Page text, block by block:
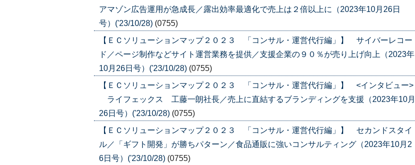
アマゾン広告運用が急成長／露出効率最適化で売上は２倍以上に（2023年10月26日
号）('23/10/28) (0755)
【ＥＣソリューションマップ２０２３ 「コンサル・運営代行編」】 サイバーレコー
ド／ページ制作などサイト運営業務を提供／支援企業の９０％が売り上げ向上（2023年
10月26日号）('23/10/28) (0755)
【ＥＣソリューションマップ２０２３ 「コンサル・運営代行編」】 <インタビュー>
ライフェックス 工藤一朗社長／売上に直結するブランディングを支援（2023年10月
26日号）('23/10/28) (0755)
【ＥＣソリューションマップ２０２３ 「コンサル・運営代行編」】 セカンドスタイ
ル／「ギフト開発」が勝ちパターン／食品通販に強いコンサルティング（2023年10月2
6日号）('23/10/28) (0755)